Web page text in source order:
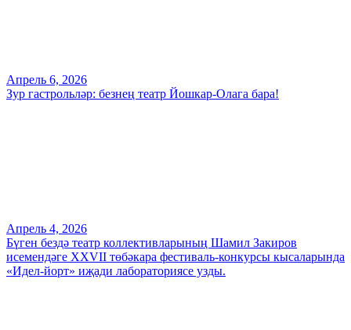
Апрель 6, 2026
Зур гастрольләр: безнең театр Йошкар-Олага бара!
Апрель 4, 2026
Бүген бездә театр коллективларының Шамил Закиров
исемендәге XXVII төбәкара фестиваль-конкурсы кысаларында
«Идел-йорт» иҗади лабораториясе узды.